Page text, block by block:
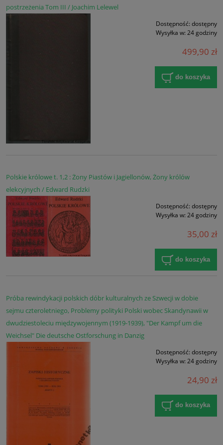
postrzeżenia Tom III / Joachim Lelewel
Dostępność: dostępny
Wysyłka w: 24 godziny
499,90 zł
do koszyka
Polskie królowe t. 1,2 : Żony Piastów i Jagiellonów, Żony królów
elekcyjnych / Edward Rudzki
Dostępność: dostępny
Wysyłka w: 24 godziny
35,00 zł
do koszyka
Próba rewindykacji polskich dóbr kulturalnych ze Szwecji w dobie
sejmu czteroletniego, Problemy polityki Polski wobec Skandynawii w
dwudziestoleciu międzywojennym (1919-1939), "Der Kampf um die
Weichsel" Die deutsche Ostforschung in Danzig
Dostępność: dostępny
Wysyłka w: 24 godziny
24,90 zł
do koszyka